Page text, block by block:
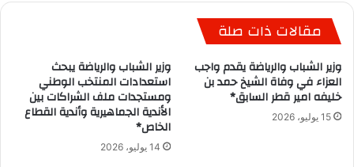
مقالات ذات صلة
وزير الشباب والرياضة يقدم واجب
العزاء في وفاة الشيخ حمد بن
خليفه امير قطر السابق*
15 يوليو، 2026
وزير الشباب والرياضة يبحث
استعدادات المنتخب الوطني
ومستجدات ملف الشراكات بين
الأندية الجماهيرية وأندية القطاع
الخاص*
14 يوليو، 2026